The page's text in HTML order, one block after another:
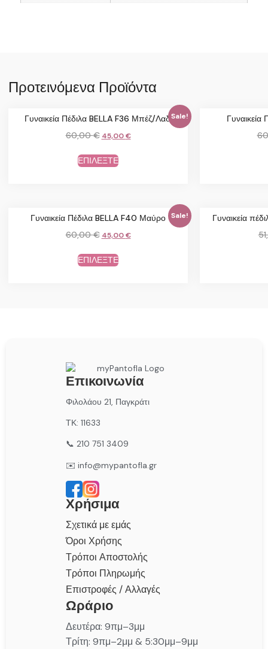
Προτεινόμενα Προϊόντα
Sale!
Γυναικεία Πέδιλα BELLA F36 Μπέζ/Λαδί
60,00€ 45,00€
ΕΠΙΛΕΞΤΕ
Γυναικεία
Sale!
Γυναικεία Πέδιλα BELLA F40 Μαύρο
60,00€ 45,00€
ΕΠΙΛΕΞΤΕ
Γυναικεία
Επικοινωνία
Φιλολάου 21, Παγκράτι
ΤΚ: 11633
📞 210 751 3409
✉️ info@mypantofla.gr
Χρήσιμα
Σχετικά με εμάς
Όροι Χρήσης
Τρόποι Αποστολής
Τρόποι Πληρωμής
Επιστροφές / Αλλαγές
Ωράριο
Δευτέρα: 9πμ–3μμ
Τρίτη: 9πμ–2μμ & 5:30μμ–9μμ